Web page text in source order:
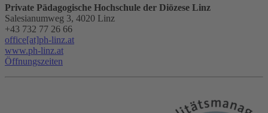
Private Pädagogische Hochschule der Diözese Linz
Salesianumweg 3, 4020 Linz
+43 732 77 26 66
office[at]ph-linz.at
www.ph-linz.at
Öffnungszeiten